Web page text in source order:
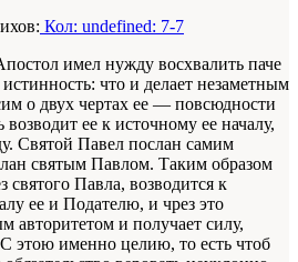
Кол: undefined: 7-7
имел нужду восхвалить паче
что и делает незаметным
о двух чертах ее — повсюдности
возводит ее к источному ее началу,
Святой Павел послан самим
святым Павлом. Таким образом
святого Павла, возводится к
ее и Подателю, и чрез это
авторитетом и получает силу,
этою именно целию, то есть чтоб